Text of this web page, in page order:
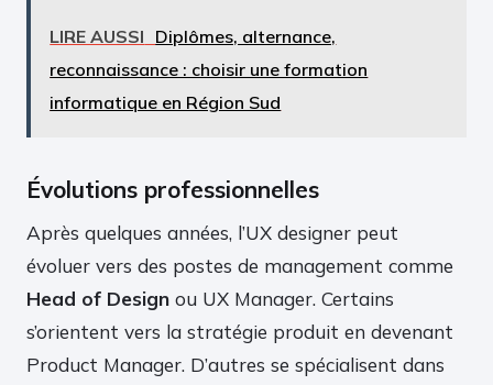
LIRE AUSSI Diplômes, alternance,
reconnaissance : choisir une formation
informatique en Région Sud
Évolutions professionnelles
Après quelques années, l’UX designer peut
évoluer vers des postes de management comme
Head of Design ou UX Manager. Certains
s’orientent vers la stratégie produit en devenant
Product Manager. D’autres se spécialisent dans